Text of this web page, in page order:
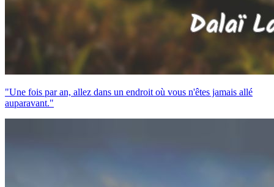
"Une fois par an, allez dans un endroit où vous n'êtes jamais allé
auparavant."